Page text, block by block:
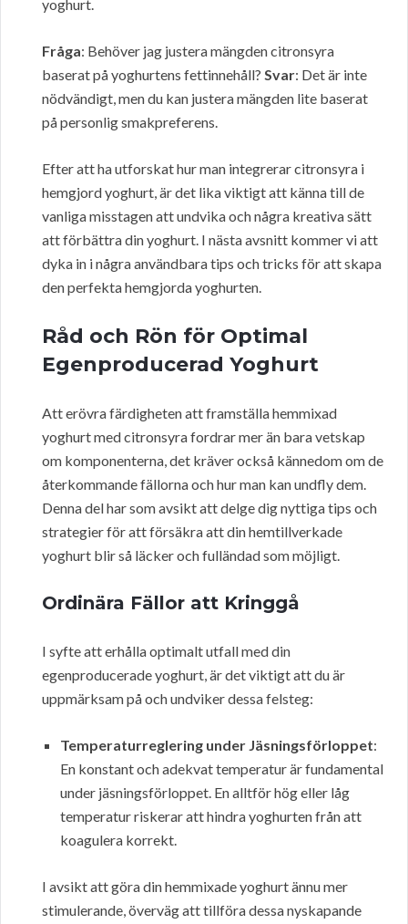
yoghurt.
Fråga: Behöver jag justera mängden citronsyra
baserat på yoghurtens fettinnehåll? Svar: Det är inte
nödvändigt, men du kan justera mängden lite baserat
på personlig smakpreferens.
Efter att ha utforskat hur man integrerar citronsyra i
hemgjord yoghurt, är det lika viktigt att känna till de
vanliga misstagen att undvika och några kreativa sätt
att förbättra din yoghurt. I nästa avsnitt kommer vi att
dyka in i några användbara tips och tricks för att skapa
den perfekta hemgjorda yoghurten.
Råd och Rön för Optimal
Egenproducerad Yoghurt
Att erövra färdigheten att framställa hemmixad
yoghurt med citronsyra fordrar mer än bara vetskap
om komponenterna, det kräver också kännedom om de
återkommande fällorna och hur man kan undfly dem.
Denna del har som avsikt att delge dig nyttiga tips och
strategier för att försäkra att din hemtillverkade
yoghurt blir så läcker och fulländad som möjligt.
Ordinära Fällor att Kringgå
I syfte att erhålla optimalt utfall med din
egenproducerade yoghurt, är det viktigt att du är
uppmärksam på och undviker dessa felsteg:
Temperaturreglering under Jäsningsförloppet:
En konstant och adekvat temperatur är fundamental
under jäsningsförloppet. En alltför hög eller låg
temperatur riskerar att hindra yoghurten från att
koagulera korrekt.
I avsikt att göra din hemmixade yoghurt ännu mer
stimulerande, överväg att tillföra dessa nyskapande